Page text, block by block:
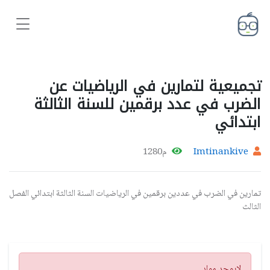
تجميعية لتمارين في الرياضيات عن
الضرب في عدد برقمين للسنة الثالثة
ابتدائي
Imtinankive م1280
تمارين في الضرب في عددين برقمين في الرياضيات السنة الثالثة ابتدائي الفصل
الثالث